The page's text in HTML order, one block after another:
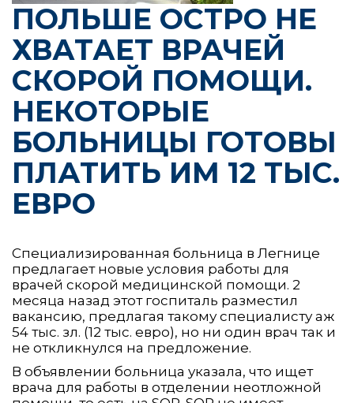
ПОЛЬШЕ ОСТРО НЕ
ХВАТАЕТ ВРАЧЕЙ
СКОРОЙ ПОМОЩИ.
НЕКОТОРЫЕ
БОЛЬНИЦЫ ГОТОВЫ
ПЛАТИТЬ ИМ 12 ТЫС.
ЕВРО
Специализированная больница в Легнице
предлагает новые условия работы для
врачей скорой медицинской помощи. 2
месяца назад этот госпиталь разместил
вакансию, предлагая такому специалисту аж
54 тыс. зл. (12 тыс. евро), но ни один врач так и
не откликнулся на предложение.
В объявлении больница указала, что ищет
врача для работы в отделении неотложной